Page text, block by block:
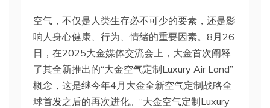
空气，不仅是人类生存必不可少的要素，还是影
响人身心健康、行为、情绪的重要因素。8月26
日，在2025大金媒体交流会上，大金首次阐释
了其全新推出的“大金空气定制Luxury Air Land”
概念，这是继今年4月大金全新空气定制战略全
球首发之后的再次进化。“大金空气定制Luxury